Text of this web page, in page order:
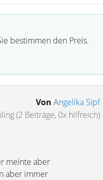
bestimmen den Preis.
Von Angelika Sipf
(2 Beiträge, 0x hilfreich)
meinte aber
aber immer